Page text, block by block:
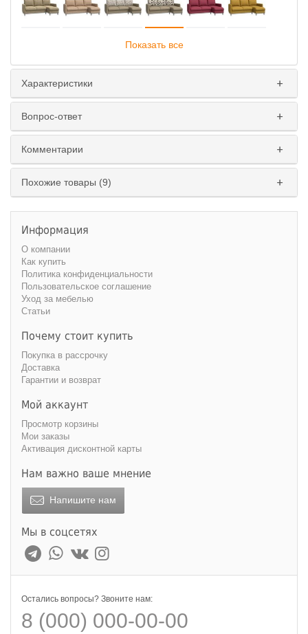
Показать все
Характеристики
Вопрос-ответ
Комментарии
Похожие товары (9)
Информация
О компании
Как купить
Политика конфиденциальности
Пользовательское соглашение
Уход за мебелью
Статьи
Почему стоит купить
Покупка в рассрочку
Доставка
Гарантии и возврат
Мой аккаунт
Просмотр корзины
Мои заказы
Активация дисконтной карты
Нам важно ваше мнение
Напишите нам
Мы в соцсетях
Остались вопросы? Звоните нам:
8 (000) 000-00-00